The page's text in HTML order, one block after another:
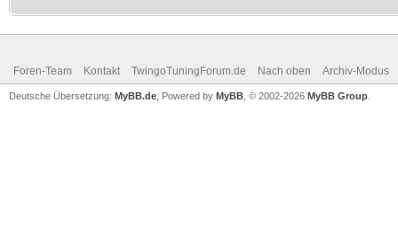
Foren-Team Kontakt TwingoTuningForum.de Nach oben Archiv-Modus
Deutsche Übersetzung: MyBB.de , Powered by MyBB , © 2002-2026 MyBB Group